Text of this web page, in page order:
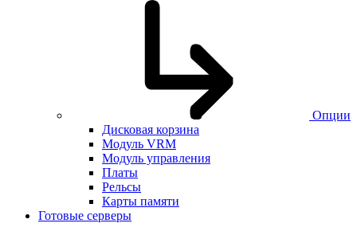
Опции
Дисковая корзина
Модуль VRM
Модуль управления
Платы
Рельсы
Карты памяти
Готовые серверы